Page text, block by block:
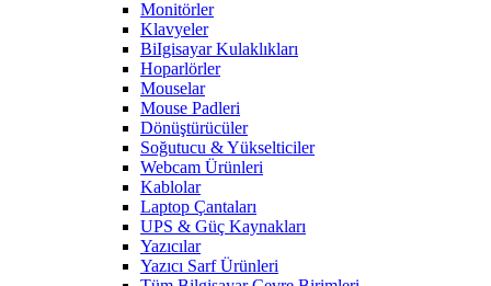
Monitörler
Klavyeler
BiIgisayar Kulaklıkları
Hoparlörler
Mouselar
Mouse Padleri
Dönüştürücüler
Soğutucu & Yükselticiler
Webcam Ürünleri
Kablolar
Laptop Çantaları
UPS & Güç Kaynakları
Yazıcılar
Yazıcı Sarf Ürünleri